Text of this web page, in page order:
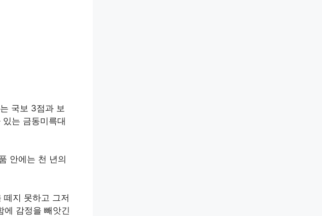
국보 3점과 보
는 금동미륵대
안에는 천 년의
지 못하고 그저
에 감정을 빼앗긴